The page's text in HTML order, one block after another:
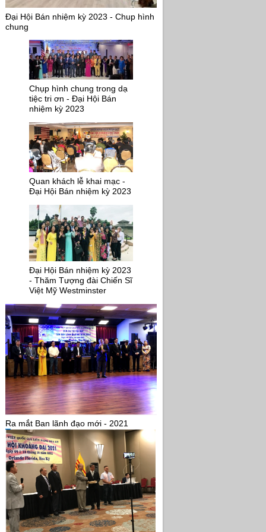
Đại Hội Bán nhiệm kỳ 2023 - Chup hình
chung
Chụp hình chung trong dạ
tiệc tri ơn - Đại Hội Bán
nhiệm kỳ 2023
Quan khách lễ khai mạc -
Đại Hội Bán nhiệm kỳ 2023
Đại Hội Bán nhiệm kỳ 2023
- Thăm Tượng đài Chiến Sĩ
Việt Mỹ Westminster
Ra mắt Ban lãnh đạo mới - 2021